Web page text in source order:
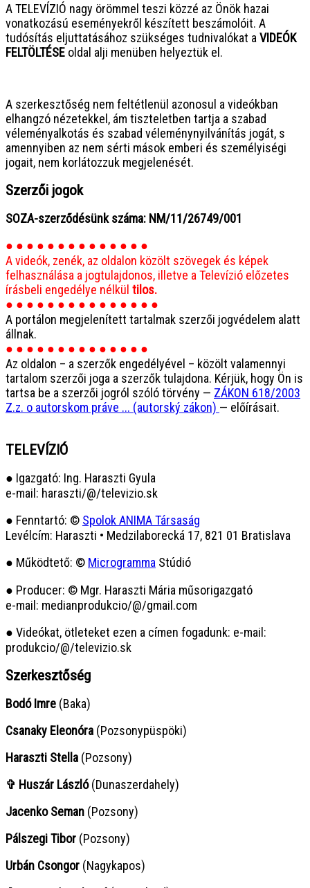
A TELEVÍZIÓ nagy örömmel teszi közzé az Önök hazai
vonatkozású eseményekről készített beszámolóit. A
tudósítás eljuttatásához szükséges tudnivalókat a VIDEÓK
FELTÖLTÉSE oldal alji menüben helyeztük el.
A szerkesztőség nem feltétlenül azonosul a videókban
elhangzó nézetekkel, ám tiszteletben tartja a szabad
véleményalkotás és szabad véleménynyilvánítás jogát, s
amennyiben az nem sérti mások emberi és személyiségi
jogait, nem korlátozzuk megjelenését.
Szerzői jogok
SOZA-szerződésünk száma: NM/11/26749/001
● ● ● ● ● ● ● ● ● ● ● ● ● ●
A videók, zenék, az oldalon közölt szövegek és képek
felhasználása a jogtulajdonos, illetve a Televízió előzetes
írásbeli engedélye nélkül tilos.
● ● ● ● ● ● ● ● ● ● ● ● ● ● ●
A portálon megjelenített tartalmak szerzői jogvédelem alatt
állnak.
● ● ● ● ● ● ● ● ● ● ● ● ● ●
Az oldalon – a szerzők engedélyével – közölt valamennyi
tartalom szerzői joga a szerzők tulajdona. Kérjük, hogy Ön is
tartsa be a szerzői jogról szóló törvény — ZÁKON 618/2003
Z.z. o autorskom práve ... (autorský zákon) — előírásait.
TELEVÍZIÓ
● Igazgató: Ing. Haraszti Gyula
e-mail: haraszti/@/televizio.sk
● Fenntartó: © Spolok ANIMA Társaság
Levélcím: Haraszti • Medzilaborecká 17, 821 01 Bratislava
● Működtető: © Microgramma Stúdió
● Producer: © Mgr. Haraszti Mária műsorigazgató
e-mail: medianprodukcio/@/gmail.com
● Videókat, ötleteket ezen a címen fogadunk: e-mail:
produkcio/@/televizio.sk
Szerkesztőség
Bodó Imre (Baka)
Csanaky Eleonóra (Pozsonypüspöki)
Haraszti Stella (Pozsony)
✞ Huszár László(Dunaszerdahely)
Jacenko Seman (Pozsony)
Pálszegi Tibor (Pozsony)
Urbán Csongor (Nagykapos)